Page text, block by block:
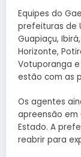
Equipes do
prefeituras de
Guapiaçu,
Horizonte,
Votuporanga
estão com as
Os agentes
apreensão
Estado. A
reabrir para